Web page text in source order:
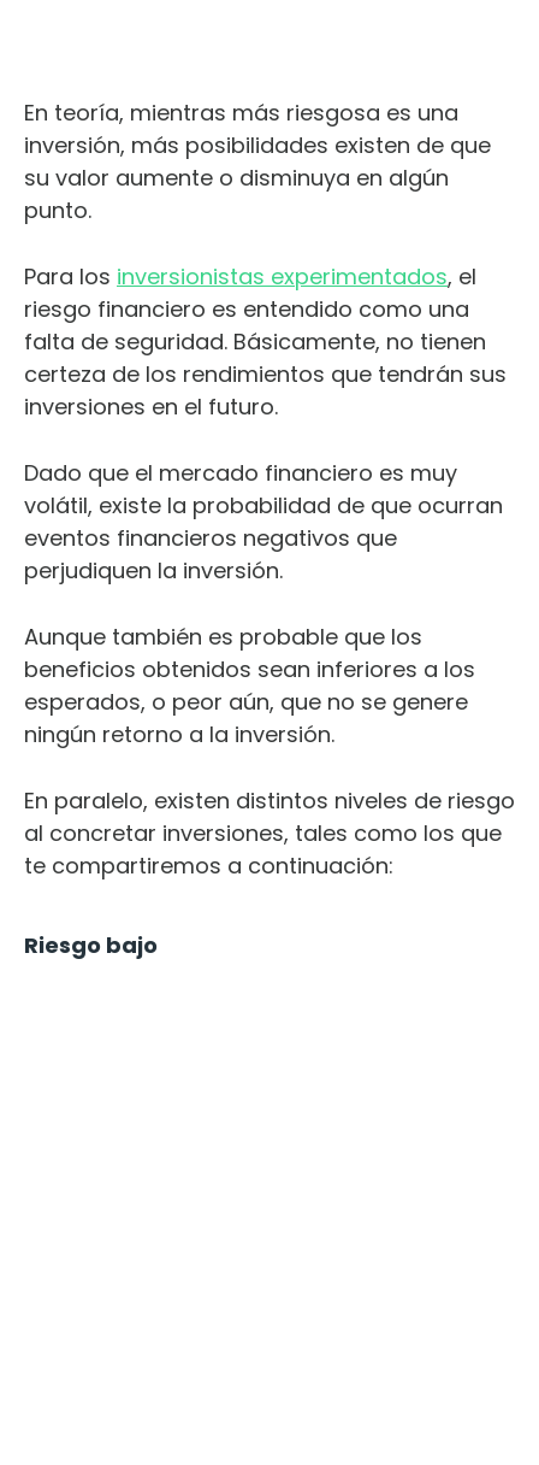
En teoría, mientras más riesgosa es una
inversión, más posibilidades existen de que
su valor aumente o disminuya en algún
punto.
Para los inversionistas experimentados, el
riesgo financiero es entendido como una
falta de seguridad. Básicamente, no tienen
certeza de los rendimientos que tendrán sus
inversiones en el futuro.
Dado que el mercado financiero es muy
volátil, existe la probabilidad de que ocurran
eventos financieros negativos que
perjudiquen la inversión.
Aunque también es probable que los
beneficios obtenidos sean inferiores a los
esperados, o peor aún, que no se genere
ningún retorno a la inversión.
En paralelo, existen distintos niveles de riesgo
al concretar inversiones, tales como los que
te compartiremos a continuación:
Riesgo bajo